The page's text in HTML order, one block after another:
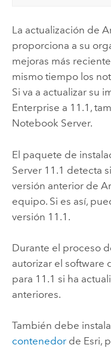
La actualización de
proporciona a su
mejoras más
mismo tiempo los
Si va a actualizar su
Enterprise a 11.1 ,
Notebook Server.
El paquete de
Server 11.1 detecta
versión anterior de
equipo. Si es así,
versión 11.1 .
Durante el proceso
autorizar el software
para 11.1 si ha
anteriores.
También debe
contenedorde Esri,